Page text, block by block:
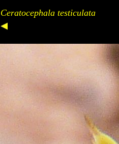
Ceratocephala testiculata